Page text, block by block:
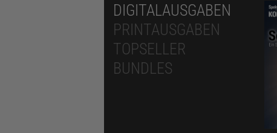
DIGITALAUSGABEN
PRINTAUSGABEN
TOPSELLER
BUNDLES